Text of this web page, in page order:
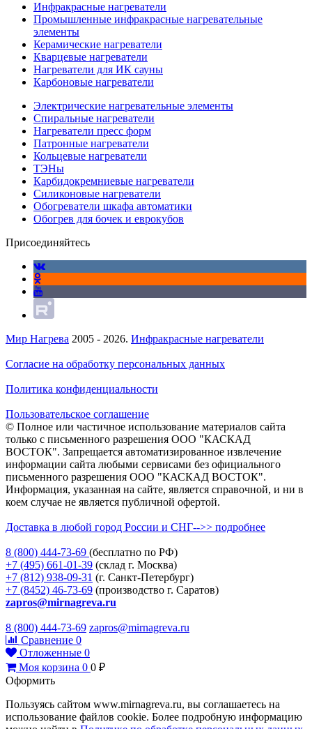
Инфракрасные нагреватели
Промышленные инфракрасные нагревательные
элементы
Керамические нагреватели
Кварцевые нагреватели
Нагреватели для ИК сауны
Карбоновые нагреватели
Электрические нагревательные элементы
Спиральные нагреватели
Нагреватели пресс форм
Патронные нагреватели
Кольцевые нагреватели
ТЭНы
Карбидокремниевые нагреватели
Силиконовые нагреватели
Обогреватели шкафа автоматики
Обогрев для бочек и еврокубов
Присоединяйтесь
Мир Нагрева 2005 - 2026. Инфракрасные нагреватели
Согласие на обработку персональных данных
Политика конфиденциальности
Пользовательское соглашение
© Полное или частичное использование материалов сайта
только с письменного разрешения ООО "КАСКАД
ВОСТОК". Запрещается автоматизированное извлечение
информации сайта любыми сервисами без официального
письменного разрешения ООО "КАСКАД ВОСТОК".
Информация, указанная на сайте, является справочной, и ни в
коем случае не является публичной офертой.
Доставка в любой город России и СНГ-->> подробнее
8 (800) 444-73-69 (бесплатно по РФ)
+7 (495) 661-01-39 (склад г. Москва)
+7 (812) 938-09-31 (г. Санкт-Петербург)
+7 (8452) 46-73-69 (производство г. Саратов)
zapros@mirnagreva.ru
8 (800) 444-73-69 zapros@mirnagreva.ru
Сравнение 0
Отложенные 0
Моя корзина 0 0 ₽
Оформить
Пользуясь сайтом www.mirnagreva.ru, вы соглашаетесь на
использование файлов cookie. Более подробную информацию